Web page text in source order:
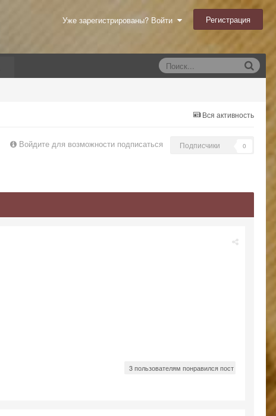
Уже зарегистрированы? Войти Регистрация
Вся активность
Войдите для возможности подписаться Подписчики 0
3 пользователям понравился пост